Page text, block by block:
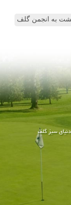
به انجمن گلف
سبز گلف